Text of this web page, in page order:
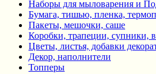
Наборы для мыловарения и
Бумага, тишью, пленка,
Пакеты, мешочки, саше
Коробки, трапеции, супники,
Цветы, листья, добавки
Декор, наполнители
Топперы